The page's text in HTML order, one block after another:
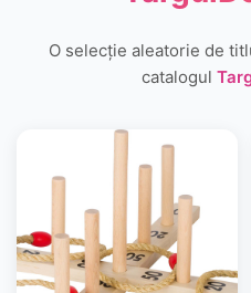
O selecție aleatorie de
catalogul